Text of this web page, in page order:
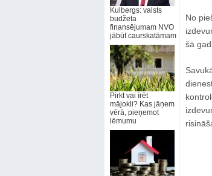
Kulbergs: valsts
budžeta
finansējumam NVO
jābūt caurskatāmam
Pirkt vai īrēt
mājokli? Kas jāņem
vērā, pieņemot
lēmumu
No
šā